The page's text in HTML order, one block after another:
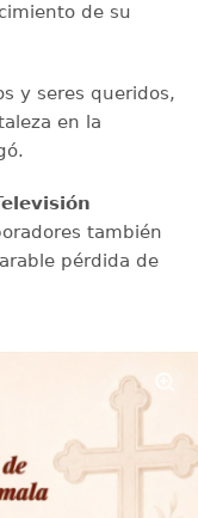
de su
y seres queridos,
en la
también
pérdida de